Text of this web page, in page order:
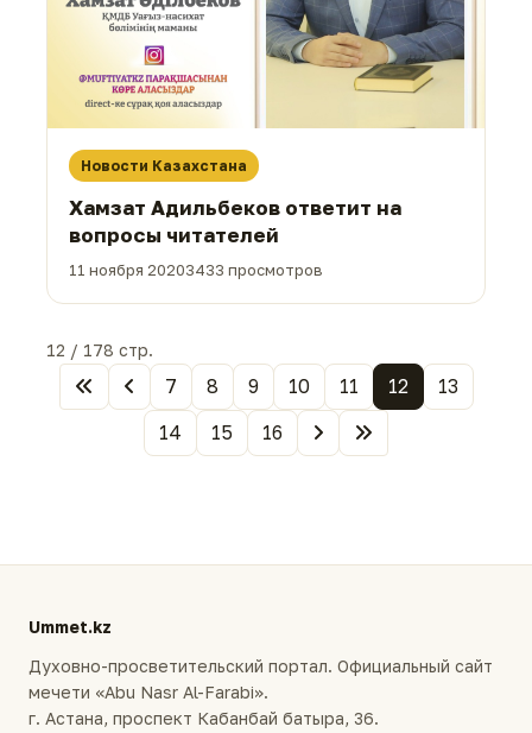
Новости Казахстана
Хамзат Адильбеков ответит на
вопросы читателей
11 ноября 20203433 просмотров
12 / 178 стр.
7 8 9 10 11 12
13
14
15 16
Ummet.kz
Духовно-просветительский портал. Официальный сайт
мечети «Abu Nasr Al-Farabi».
г. Астана, проспект Кабанбай батыра, 36.